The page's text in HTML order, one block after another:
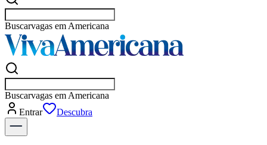
Buscarvagas em
Buscarvagas em
Entrar
Descubra